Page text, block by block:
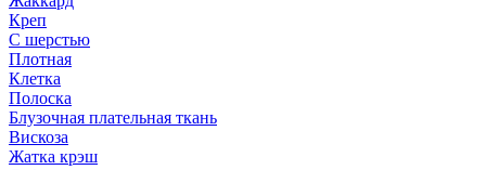
Креп
С шерстью
Плотная
Клетка
Полоска
Блузочная плательная ткань
Вискоза
Жатка крэш